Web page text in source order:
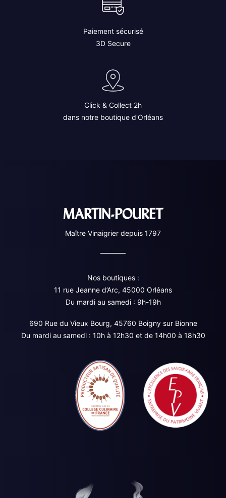
Paiement sécurisé
3D Secure
Click & Collect 2h
dans notre boutique d'Orléans
MARTIN-POURET
Maître Vinaigrier depuis 1797
Nos boutiques :
11 rue Jeanne d’Arc, 45000 Orléans
Du mardi au samedi : 9h-19h
690 Rue du Vieux Bourg, 45760 Boigny sur Bionne
Du mardi au samedi : 10h à 12h30 et de 14h00 à 18h30